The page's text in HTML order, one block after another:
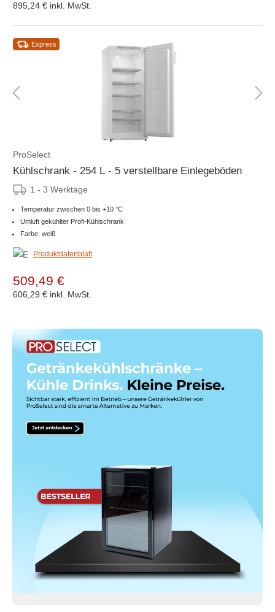
895,24 € inkl. MwSt.
Express
ProSelect
Kühlschrank - 254 L - 5 verstellbare Einlegeböden
1 - 3 Werktage
Temperatur zwischen 0 bis +10 °C
Umluft gekühlter Profi-Kühlschrank
Farbe: weiß
Produktdatenblatt
509,49 €
606,29 € inkl. MwSt.